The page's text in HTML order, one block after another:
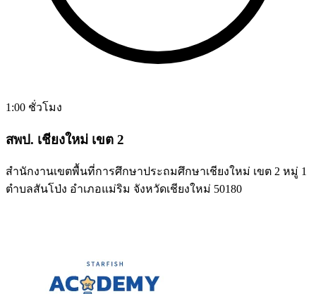
1:00 ชั่วโมง
สพป. เชียงใหม่ เขต 2
สำนักงานเขตพื้นที่การศึกษาประถมศึกษาเชียงใหม่ เขต 2 หมู่ 1
ตำบลสันโป่ง อำเภอแม่ริม จังหวัดเชียงใหม่ 50180